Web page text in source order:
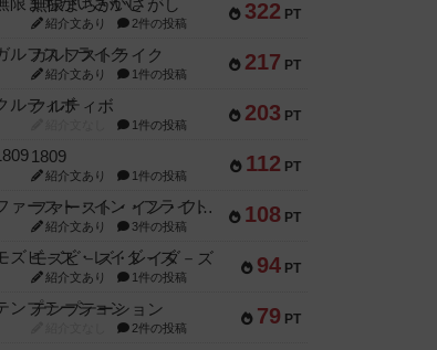
322 PT
無限まちがいさがし
紹介文あり 2件の投稿
217 PT
ガルフストライク
紹介文あり 1件の投稿
203 PT
クルティボ
1件の投稿
112 PT
1809
紹介文あり 1件の投稿
108 PT
ファースト・イン・フライト
紹介文あり 3件の投稿
94 PT
モズビ－ズ・レイダ－ズ
紹介文あり 1件の投稿
79 PT
テンプテーション
2件の投稿